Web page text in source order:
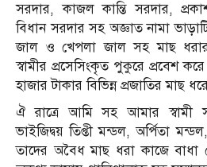
সরদার, কাজল কান্তি সরদার,
বিধান সরদার সহ অজ্ঞাত নামা
জাল ও খেপলা জাল সহ মাছ ধরার
স্বামীর প্রসেসিংকৃত পুকুরে প্রবেশ
হাজার টাকার বিভিন্ন প্রজাতির মাছ
ঐ রাত্রে আমি সহ আমার স্বামী
ভাইজিদ্বয় তিপ্তী মন্ডল, অর্পিতা
তাদের অবৈধ মাছ ধরা কাজে বাধা